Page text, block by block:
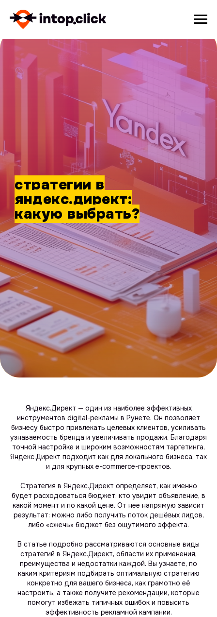
стратегии в
яндекс.директ:
какую выбрать?
Яндекс.Директ — один из наиболее эффективных
инструментов digital-рекламы в Рунете. Он позволяет
бизнесу быстро привлекать целевых клиентов, усиливать
узнаваемость бренда и увеличивать продажи. Благодаря
точной настройке и широким возможностям таргетинга,
Яндекс.Директ подходит как для локального бизнеса, так
и для крупных e-commerce-проектов.
Стратегия в Яндекс.Директ определяет, как именно
будет расходоваться бюджет: кто увидит объявление, в
какой момент и по какой цене. От нее напрямую зависит
результат: можно либо получить поток дешёвых лидов,
либо «сжечь» бюджет без ощутимого эффекта.
В статье подробно рассматриваются основные виды
стратегий в Яндекс.Директ, области их применения,
преимущества и недостатки каждой. Вы узнаете, по
каким критериям подбирать оптимальную стратегию
конкретно для вашего бизнеса, как грамотно её
настроить, а также получите рекомендации, которые
помогут избежать типичных ошибок и повысить
эффективность рекламной кампании.